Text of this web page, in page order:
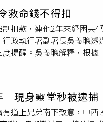
如果沒有那筆錢，他也不
走了我未來的計劃，讓
約新台幣1萬8千元），但
是種侮辱，且他在歸還
裝潢的錢讓他相當頭疼，
救命錢不得扣
扣款，連他2年來紓困共
政執行署副署長吳義聰
提醒。吳義聰解釋，根
為強制執行」；另自去
公函，今天會第三度發函
9之1條第2項也規定：「
。」如民眾發現類似款項
現身靈堂秒被逮捕
道上兄弟南下致意，中